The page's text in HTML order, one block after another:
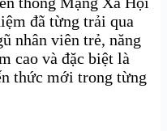
đã từng trải qua
nhân viên trẻ, năng
cao và đặc biệt là
thức mới trong từng